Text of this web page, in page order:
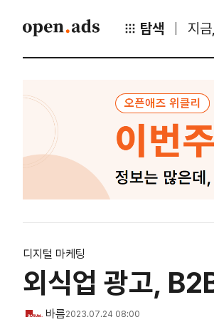
탐색 지
디지털 마케팅
외식업 광고,
바름2023.07.24 08:00